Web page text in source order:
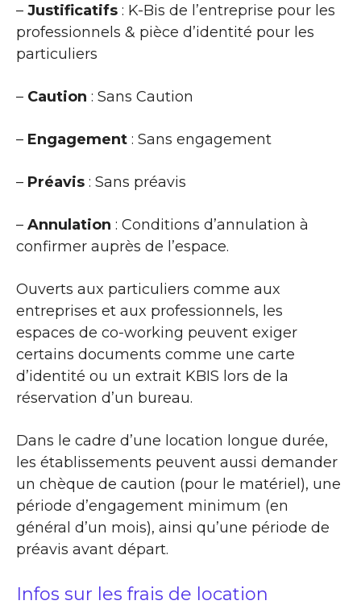
– Justificatifs : K-Bis de l’entreprise pour les
professionnels & pièce d’identité pour les
particuliers
– Caution : Sans Caution
– Engagement : Sans engagement
– Préavis : Sans préavis
– Annulation : Conditions d’annulation à
confirmer auprès de l’espace.
Ouverts aux particuliers comme aux
entreprises et aux professionnels, les
espaces de co-working peuvent exiger
certains documents comme une carte
d’identité ou un extrait KBIS lors de la
réservation d’un bureau.
Dans le cadre d’une location longue durée,
les établissements peuvent aussi demander
un chèque de caution (pour le matériel), une
période d’engagement minimum (en
général d’un mois), ainsi qu’une période de
préavis avant départ.
Infos sur les frais de location